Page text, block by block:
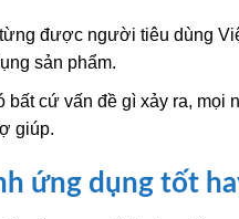
được người tiêu dùng
sản phẩm.
cứ vấn đề gì xảy ra, mọi
giúp.
ứng dụng tốt